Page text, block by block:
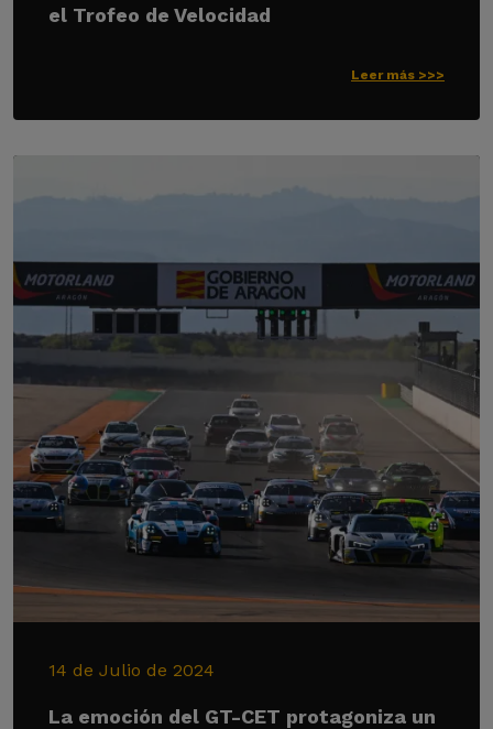
el Trofeo de Velocidad
Leer más >>>
14 de Julio de 2024
La emoción del GT-CET protagoniza un